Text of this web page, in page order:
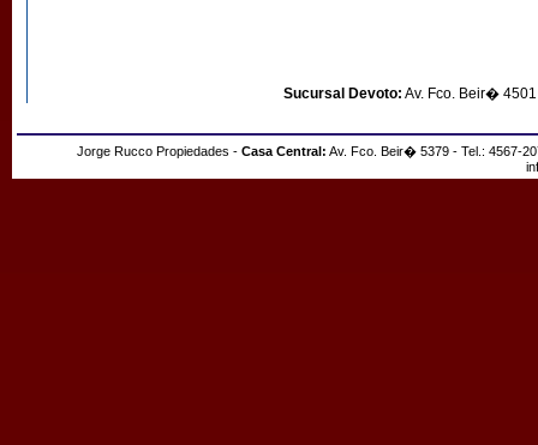
Sucursal Devoto: Av. Fco. Beir�
Jorge Rucco Propiedades - Casa Central: Av. Fco. Beir� 5379 - Tel.: 4567-